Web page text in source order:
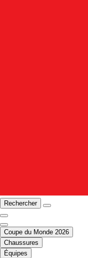
Rechercher
Coupe du Monde 2026
Chaussures
Équipes